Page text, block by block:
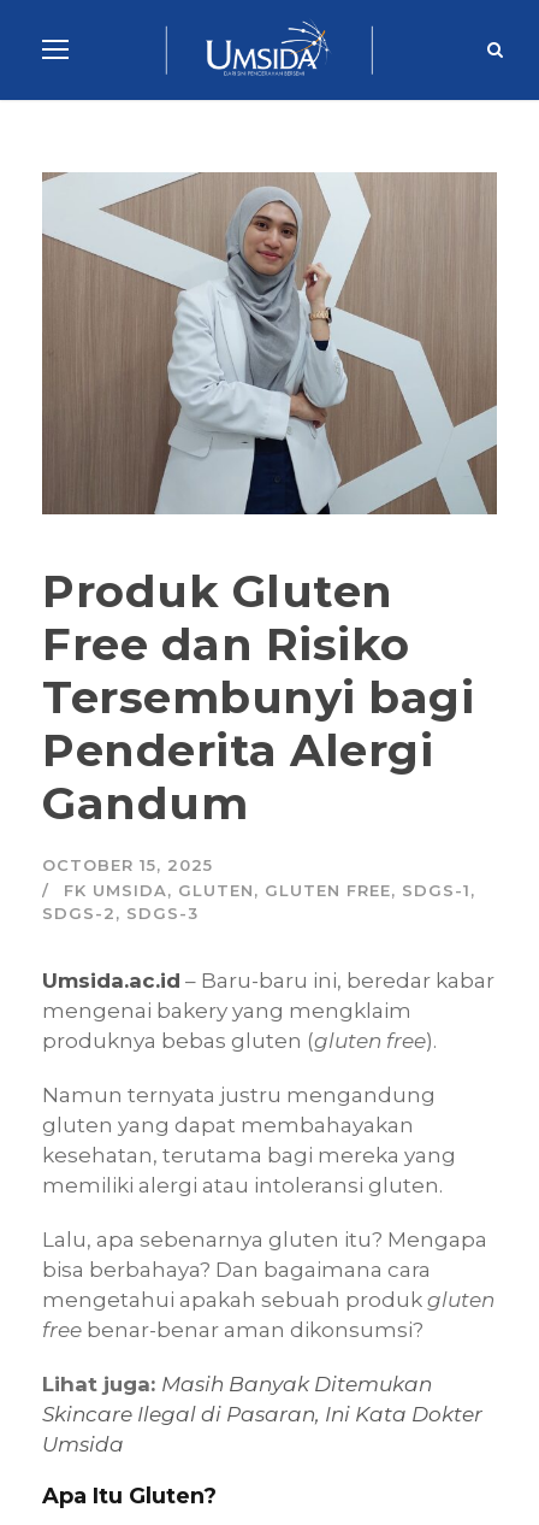
Produk Gluten
Free dan Risiko
Tersembunyi bagi
Penderita Alergi
Gandum
OCTOBER 15, 2025
FK UMSIDA, GLUTEN, GLUTEN FREE, SDGS-1,
SDGS-2, SDGS-3
Umsida.ac.id – Baru-baru ini, beredar kabar
mengenai bakery yang mengklaim
produknya bebas gluten (gluten free).
Namun ternyata justru mengandung
gluten yang dapat membahayakan
kesehatan, terutama bagi mereka yang
memiliki alergi atau intoleransi gluten.
Lalu, apa sebenarnya gluten itu? Mengapa
bisa berbahaya? Dan bagaimana cara
mengetahui apakah sebuah produk gluten
free benar-benar aman dikonsumsi?
Lihat juga: Masih Banyak Ditemukan
Skincare Ilegal di Pasaran, Ini Kata Dokter
Umsida
Apa Itu Gluten?